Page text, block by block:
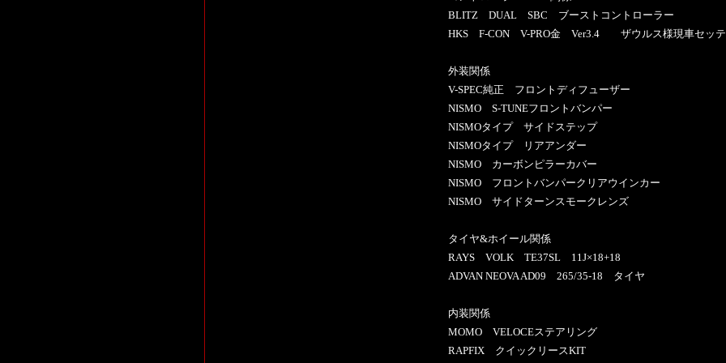
BLITZ DUAL SBC ブーストコントローラー
HKS F-CON V-PRO金 Ver3.4 ザウルス様現車セッテ
外装関係
V-SPEC純正 フロントディフューザー
NISMO S-TUNEフロントバンパー
NISMOタイプ サイドステップ
NISMOタイプ リアアンダー
NISMO カーボンピラーカバー
NISMO フロントバンパークリアウインカー
NISMO サイドターンスモークレンズ
タイヤ&ホイール関係
RAYS VOLK TE37SL 11J×18+18
ADVAN NEOVA AD09 265/35-18 タイヤ
内装関係
MOMO VELOCEステアリング
RAPFIX クイックリースKIT